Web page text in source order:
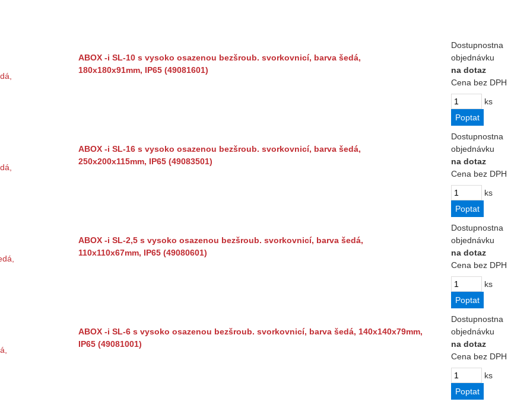
ABOX -i SL-10 s vysoko osazenou bezšroub. svorkovnicí, barva šedá,
180x180x91mm, IP65 (49081601)
Dostupnostna
objednávku
na dotaz
Cena bez DPH
ks
ABOX -i SL-16 s vysoko osazenou bezšroub. svorkovnicí, barva šedá,
250x200x115mm, IP65 (49083501)
Dostupnostna
objednávku
na dotaz
Cena bez DPH
ks
ABOX -i SL-2,5 s vysoko osazenou bezšroub. svorkovnicí, barva šedá,
110x110x67mm, IP65 (49080601)
Dostupnostna
objednávku
na dotaz
Cena bez DPH
ks
ABOX -i SL-6 s vysoko osazenou bezšroub. svorkovnicí, barva šedá, 140x140x79mm,
IP65 (49081001)
Dostupnostna
objednávku
na dotaz
Cena bez DPH
ks